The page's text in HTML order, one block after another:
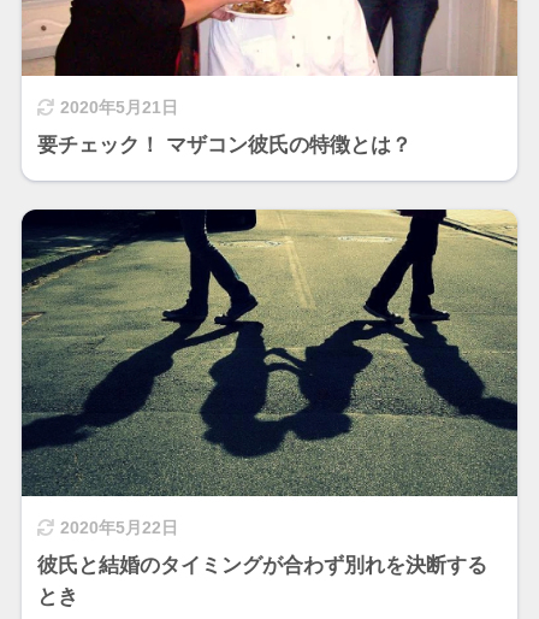
2020年5月21日
要チェック！ マザコン彼氏の特徴とは？
2020年5月22日
彼氏と結婚のタイミングが合わず別れを決断する
とき